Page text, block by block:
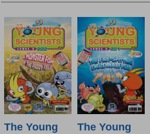
The Young
The Young